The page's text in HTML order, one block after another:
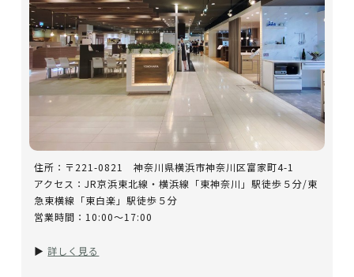
住所：〒221-0821 神奈川県横浜市神奈川区富家町4-1
アクセス：JR京浜東北線・横浜線「東神奈川」駅徒歩５分/東
急東横線「東白楽」駅徒歩５分
営業時間：10:00～17:00
▶詳しく見る